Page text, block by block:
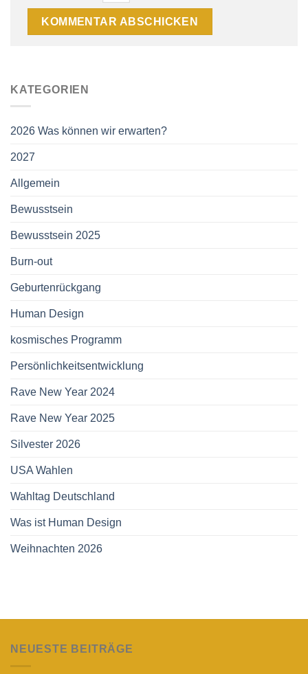
KATEGORIEN
2026 Was können wir erwarten?
2027
Allgemein
Bewusstsein
Bewusstsein 2025
Burn-out
Geburtenrückgang
Human Design
kosmisches Programm
Persönlichkeitsentwicklung
Rave New Year 2024
Rave New Year 2025
Silvester 2026
USA Wahlen
Wahltag Deutschland
Was ist Human Design
Weihnachten 2026
NEUESTE BEITRÄGE